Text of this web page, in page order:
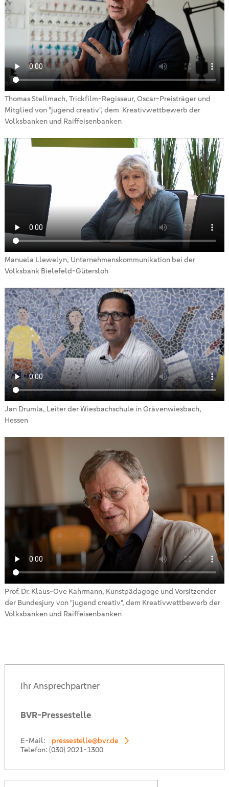
Thomas Stellmach, Trickfilm-Regisseur, Oscar-Preisträger und
Mitglied von "jugend creativ", dem Kreativwettbewerb der
Volksbanken und Raiffeisenbanken
Manuela Llewelyn, Unternehmenskommunikation bei der
Volksbank Bielefeld-Gütersloh
Jan Drumla, Leiter der Wiesbachschule in Grävenwiesbach,
Hessen
Prof. Dr. Klaus-Ove Kahrmann, Kunstpädagoge und Vorsitzender
der Bundesjury von "jugend creativ", dem Kreativwettbewerb der
Volksbanken und Raiffeisenbanken
Ihr Ansprechpartner
BVR-Pressestelle
E-Mail:
pressestelle@bvr.de
Telefon: (030) 2021-1300